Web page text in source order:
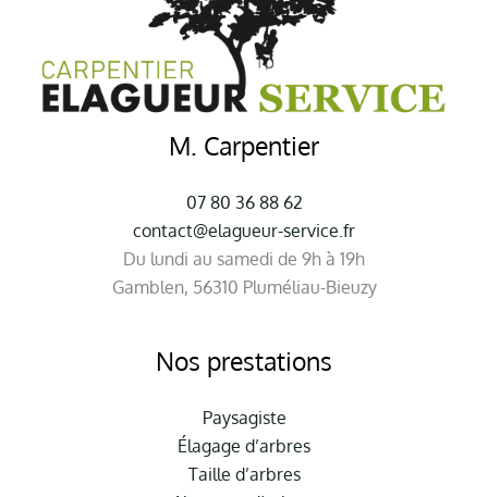
M. Carpentier
07 80 36 88 62
contact@elagueur-service.fr
Du lundi au samedi de 9h à 19h
Gamblen, 56310 Pluméliau-Bieuzy
Nos prestations
Paysagiste
Élagage d’arbres
Taille d’arbres